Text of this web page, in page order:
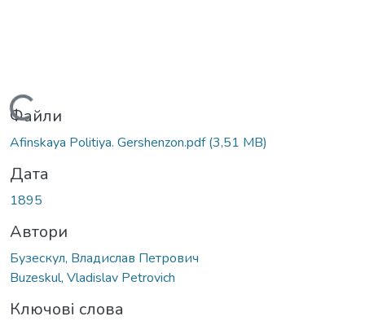
Вантажиться...
Файли
Afinskaya Politiya. Gershenzon.pdf(3,51 MB)
Дата
1895
Автори
Бузескул, Владислав Петрович
Buzeskul, Vladislav Petrovich
Ключові слова